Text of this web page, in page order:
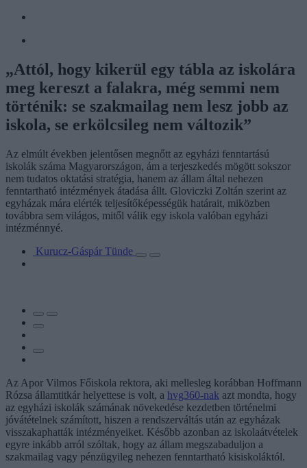
„Attól, hogy kikerül egy tábla az iskolára
meg kereszt a falakra, még semmi nem
történik: se szakmailag nem lesz jobb az
iskola, se erkölcsileg nem változik”
Az elmúlt években jelentősen megnőtt az egyházi fenntartású
iskolák száma Magyarországon, ám a terjeszkedés mögött sokszor
nem tudatos oktatási stratégia, hanem az állam által nehezen
fenntartható intézmények átadása állt. Gloviczki Zoltán szerint az
egyházak mára elérték teljesítőképességük határait, miközben
továbbra sem világos, mitől válik egy iskola valóban egyházi
intézménnyé.
Kurucz-Gáspár Tünde
Az Apor Vilmos Főiskola rektora, aki mellesleg korábban Hoffmann
Rózsa államtitkár helyettese is volt, a hvg360-nak azt mondta, hogy
az egyházi iskolák számának növekedése kezdetben történelmi
jóvátételnek számított, hiszen a rendszerváltás után az egyházak
visszakaphatták intézményeiket. Később azonban az iskolaátvételek
egyre inkább arról szóltak, hogy az állam megszabaduljon a
szakmailag vagy pénzügyileg nehezen fenntartható kisiskoláktól.